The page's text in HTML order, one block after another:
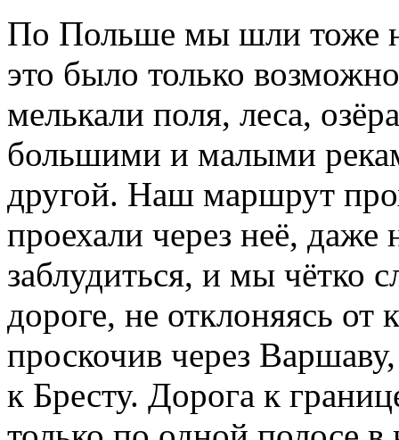
По Польше мы шли тоже
это было только
мелькали поля, леса,
большими и малыми
другой. Наш маршрут
проехали через неё, даже
заблудиться, и мы чётко
дороге, не отклоняясь
проскочив через
к Бресту. Дорога к